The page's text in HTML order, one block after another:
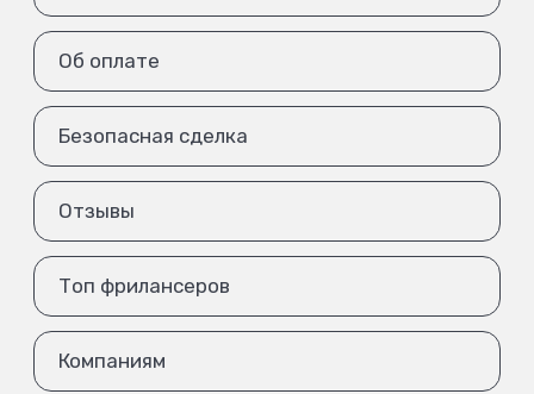
Об оплате
Безопасная сделка
Отзывы
Топ фрилансеров
Компаниям